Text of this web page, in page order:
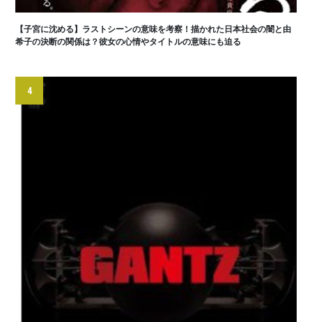
【子宮に沈める】ラストシーンの意味を考察！描かれた日本社会の闇と由
希子の決断の関係は？彼女の心情やタイトルの意味にも迫る
4